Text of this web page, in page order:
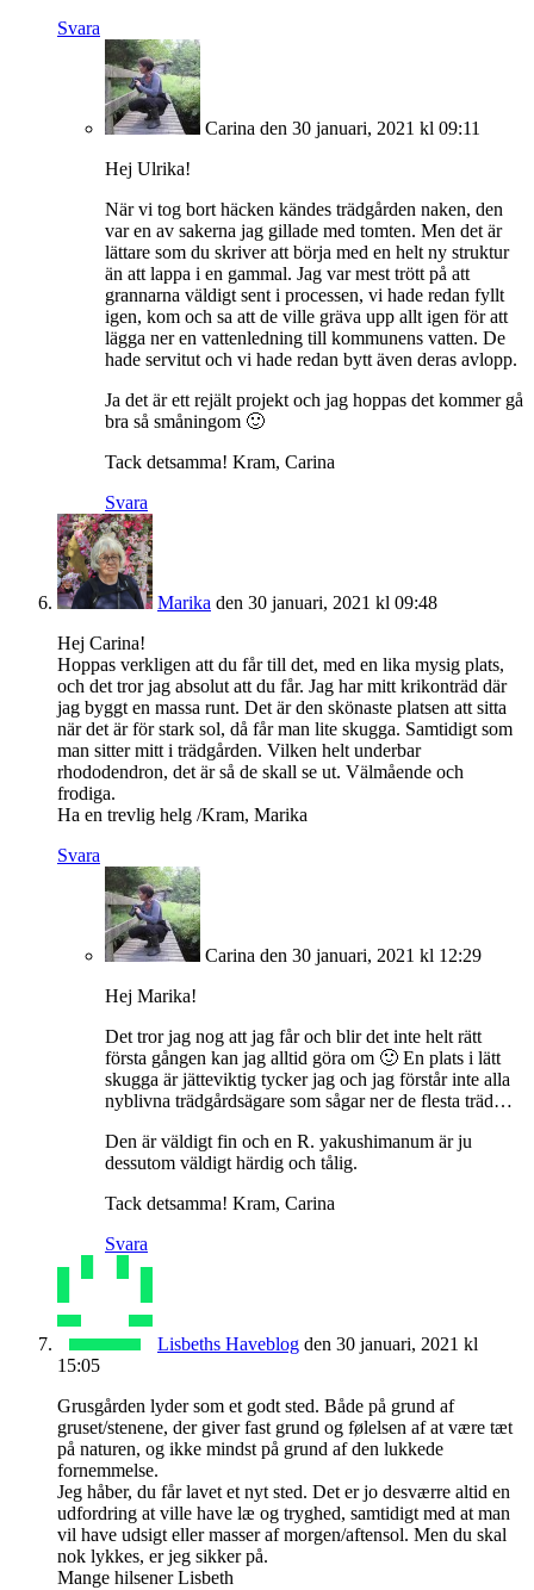
Svara
Carina den 30 januari, 2021 kl 09:11
Hej Ulrika!
När vi tog bort häcken kändes trädgården naken, den
var en av sakerna jag gillade med tomten. Men det är
lättare som du skriver att börja med en helt ny struktur
än att lappa i en gammal. Jag var mest trött på att
grannarna väldigt sent i processen, vi hade redan fyllt
igen, kom och sa att de ville gräva upp allt igen för att
lägga ner en vattenledning till kommunens vatten. De
hade servitut och vi hade redan bytt även deras avlopp.
Ja det är ett rejält projekt och jag hoppas det kommer gå
bra så småningom 🙂
Tack detsamma! Kram, Carina
Svara
Marika den 30 januari, 2021 kl 09:48
Hej Carina!
Hoppas verkligen att du får till det, med en lika mysig plats,
och det tror jag absolut att du får. Jag har mitt krikonträd där
jag byggt en massa runt. Det är den skönaste platsen att sitta
när det är för stark sol, då får man lite skugga. Samtidigt som
man sitter mitt i trädgården. Vilken helt underbar
rhododendron, det är så de skall se ut. Välmående och
frodiga.
Ha en trevlig helg /Kram, Marika
Svara
Carina den 30 januari, 2021 kl 12:29
Hej Marika!
Det tror jag nog att jag får och blir det inte helt rätt
första gången kan jag alltid göra om 🙂 En plats i lätt
skugga är jätteviktig tycker jag och jag förstår inte alla
nyblivna trädgårdsägare som sågar ner de flesta träd…
Den är väldigt fin och en R. yakushimanum är ju
dessutom väldigt härdig och tålig.
Tack detsamma! Kram, Carina
Svara
Lisbeths Haveblog den 30 januari, 2021 kl
15:05
Grusgården lyder som et godt sted. Både på grund af
gruset/stenene, der giver fast grund og følelsen af at være tæt
på naturen, og ikke mindst på grund af den lukkede
fornemmelse.
Jeg håber, du får lavet et nyt sted. Det er jo desværre altid en
udfordring at ville have læ og tryghed, samtidigt med at man
vil have udsigt eller masser af morgen/aftensol. Men du skal
nok lykkes, er jeg sikker på.
Mange hilsener Lisbeth